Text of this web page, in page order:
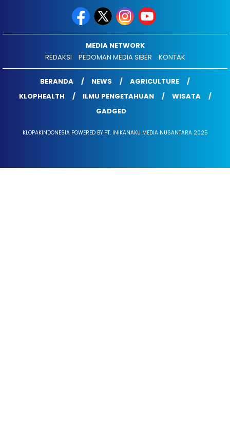
MEDIA NETWORK
REDAKSI
PEDOMAN MEDIA SIBER KONTAK
BERANDA NEWS
AGRICULTURE
KLOPHEALTH
ILMU PENGETAHUAN
WISATA
GADGED
KLOPAKINDONESIA POWERED BY PT. INIKANAKU MEDIA NUSANTARA 2025